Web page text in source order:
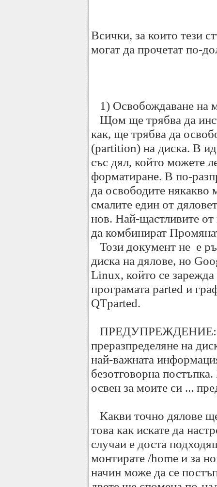
Всички, за които тези
могат да прочетат по-
1) Освобождаване на
Щом ще трябва да
как, ще трябва да
(partition) на диска. В
със дял, който можете
форматиране. В по-
да освободите някакво
смалите един от
нов. Най-щастливите
да комбинират
Този документ не е
диска на дялове, но
Linux, който се
програмата parted и
QTparted.
ПРЕДУПРЕЖДЕНИЕ:
преразпределяне на
най-важната
безотговорна
освен за моите си ...
Какви точно дялове
това как искате да
случаи е доста
монтирате /home и за
начин може да се